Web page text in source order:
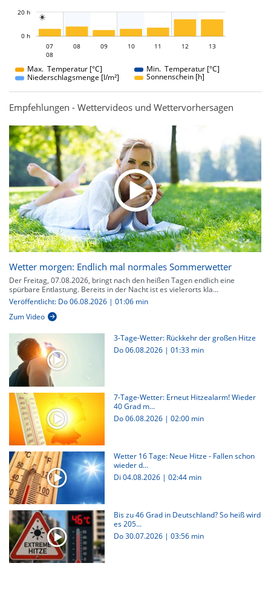

0 h
20 h
07
07
08
08 09 10 11 12 13
Max. Temperatur [°C]
Min. Temperatur [°C]
Niederschlagsmenge [l/m²]
Sonnenschein [h]
Empfehlungen - Wettervideos und Wettervorhersagen
Wetter morgen: Endlich mal normales Sommerwetter
Der Freitag, 07.08.2026, bringt nach den heißen Tagen endlich eine
spürbare Entlastung. Bereits in der Nacht ist es vielerorts kla...
Veröffentlicht: Do 06.08.2026 | 01:06 min
Zum Video
3-Tage-Wetter: Rückkehr der großen Hitze
Do 06.08.2026 | 01:33 min
7-Tage-Wetter: Erneut Hitzealarm! Wieder
40 Grad m...
Do 06.08.2026 | 02:00 min
Wetter 16 Tage: Neue Hitze - Fallen schon
wieder d...
Di 04.08.2026 | 02:44 min
Bis zu 46 Grad in Deutschland? So heiß wird
es 205...
Do 30.07.2026 | 03:56 min